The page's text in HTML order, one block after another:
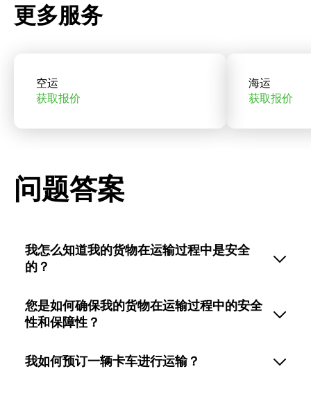
更多服务
空运
获取报价
海运
获取报价
问题答案
我怎么知道我的货物在运输过程中是安全
的？
您是如何确保我的货物在运输过程中的安全
性和保障性？
我如何预订一辆卡车进行运输？